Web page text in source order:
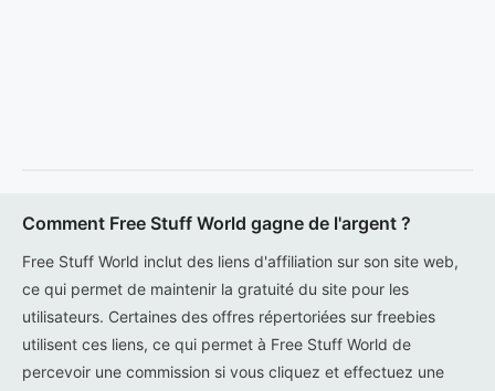
Comment Free Stuff World gagne de l'argent ?
Free Stuff World inclut des liens d'affiliation sur son site web,
ce qui permet de maintenir la gratuité du site pour les
utilisateurs. Certaines des offres répertoriées sur freebies
utilisent ces liens, ce qui permet à Free Stuff World de
percevoir une commission si vous cliquez et effectuez une